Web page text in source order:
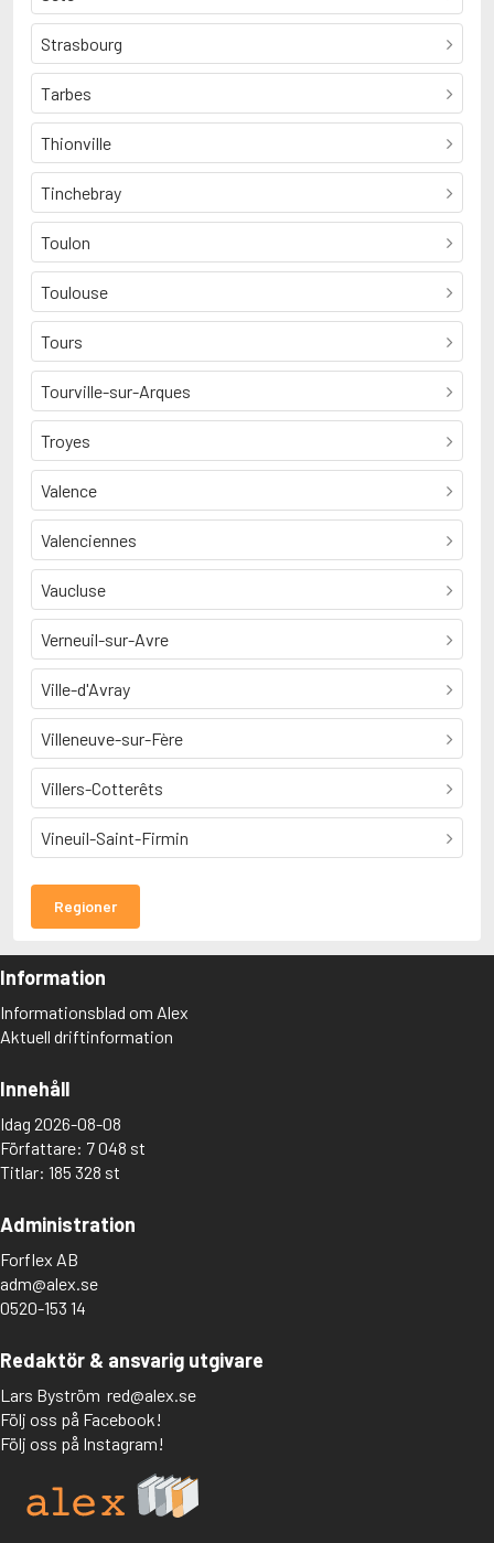
Strasbourg
Tarbes
Thionville
Tinchebray
Toulon
Toulouse
Tours
Tourville-sur-Arques
Troyes
Valence
Valenciennes
Vaucluse
Verneuil-sur-Avre
Ville-d'Avray
Villeneuve-sur-Fère
Villers-Cotterêts
Vineuil-Saint-Firmin
Regioner
Information
Informationsblad om Alex
Aktuell driftinformation
Innehåll
Idag 2026-08-08
Författare: 7 048 st
Titlar: 185 328 st
Administration
Forflex AB
adm@alex.se
0520-153 14
Redaktör & ansvarig utgivare
Lars Byström red@alex.se
Följ oss på Facebook!
Följ oss på Instagram!